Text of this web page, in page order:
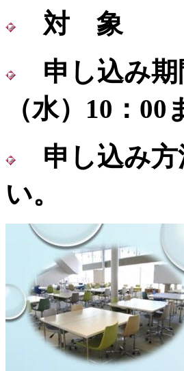
対 象 本
申し込み期
（水）10：00
申し込み方
い。